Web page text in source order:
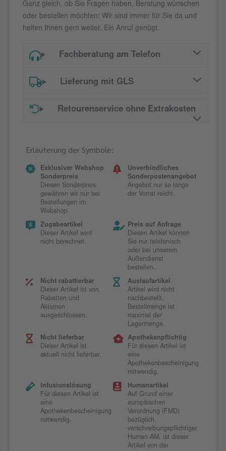
Ganz gleich, ob Sie Fragen haben, Beratung wünschen
oder bestellen möchten: Wir sind immer für Sie da und
helfen Ihnen gern weiter. Ein Anruf genügt.
Fachberatung am Telefon
Lieferung mit GLS
Retourenservice ohne Extrakosten
Erläuterung der Symbole:
Exklusiver Webshop
Sonderpreis
Diesen Sonderpreis
gewähren wir nur bei
Bestellungen im
Webshop.
Unverbindliches
Sonderpostenangebot
Angebot nur so lange
der Vorrat reicht.
Zugabeartikel
Dieser Artikel wird
nicht berechnet.
Preis auf Anfrage
Diesen Artikel können
Sie nur telefonisch
oder bei unserem
Außendienst
bestellen.
Nicht rabattierbar
Dieser Artikel ist von
Rabatten und
Aktionen
ausgeschlossen.
Auslaufartikel
Artikel wird nicht
nachbestellt.
Bestellmenge ist
maximal der
Lagermenge.
Nicht lieferbar
Dieser Artikel ist
aktuell nicht lieferbar.
Apothekenpflichtig
Für diesen Artikel ist
eine
Apothekenbescheinigung
notwendig.
Infusionslösung
Für diesen Artikel ist
eine
Apothekenbescheinigung
notwendig.
Humanartikel
Auf Grund einer
europäischen
Verordnung (FMD)
bezüglich
verschreibungspflichtiger
Human-AM, ist dieser
Artikel von der